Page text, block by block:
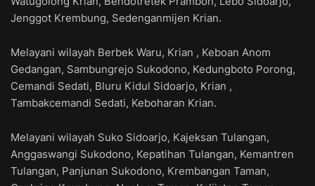
Jenggot Krembung, Sedenganmijen Krian.
Melayani wilayah Berbek Waru, Krian , Keboan Anom
Gedangan, Sambungrejo Sukodono, Kedungboto Porong,
Cemandi Sedati, Bluru Kidul Sidoarjo, Krian ,
Tambakcemandi Sedati, Keboharan Krian.
Melayani wilayah Suko Sidoarjo, Kajeksan Tulangan,
Anggaswangi Sukodono, Kepatihan Tulangan, Kemantren
Tulangan, Panjunan Sukodono, Krembangan Taman,